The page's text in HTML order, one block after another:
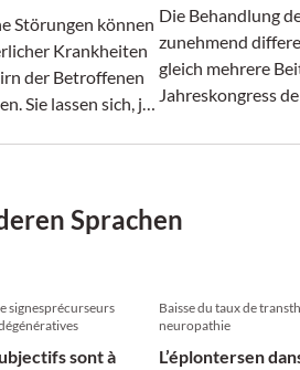
Störungen können
Krankheiten
der Betroffenen
Sie lassen sich, je
Die Behandlung
zunehmend
gleich mehrere
Jahreskongress
Sprachen
signesprécurseurs
sont à
Baisse du taux de
neuropathie
L’éplontersen